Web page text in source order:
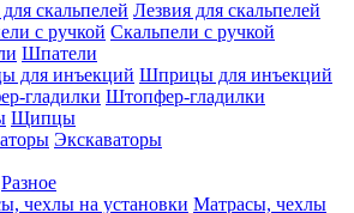
Лезвия для скальпелей
Скальпели с ручкой
Шпатели
Шприцы для инъекций
Штопфер-гладилки
Щипцы
Экскаваторы
Разное
Матрасы, чехлы